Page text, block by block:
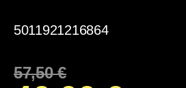
5011921216864
57,50€